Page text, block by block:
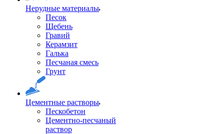
Нерудные материалы
Песок
Щебень
Гравий
Керамзит
Галька
Песчаная смесь
Грунт
Цементные растворы
Пескобетон
Цементно-песчаный
раствор